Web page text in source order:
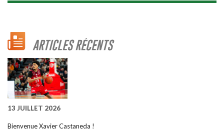
ARTICLES RÉCENTS
13 JUILLET 2026
Bienvenue Xavier Castaneda !